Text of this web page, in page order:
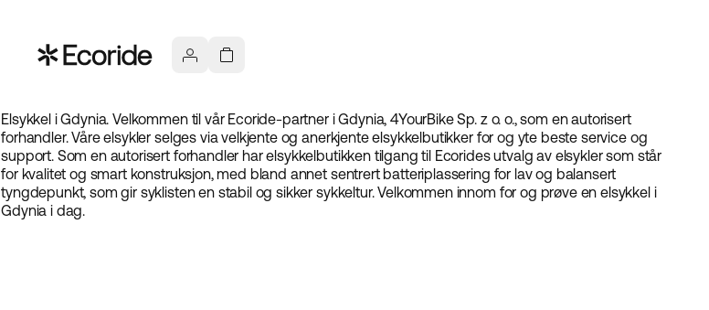
Elsykkel i Gdynia. Velkommen til vår Ecoride-partner i Gdynia, 4YourBike Sp. z o. o., som en autorisert
forhandler. Våre elsykler selges via velkjente og anerkjente elsykkelbutikker for og yte beste service og
support. Som en autorisert forhandler har elsykkelbutikken tilgang til Ecorides utvalg av elsykler som står
for kvalitet og smart konstruksjon, med bland annet sentrert batteriplassering for lav og balansert
tyngdepunkt, som gir syklisten en stabil og sikker sykkeltur. Velkommen innom for og prøve en elsykkel i
Gdynia i dag.